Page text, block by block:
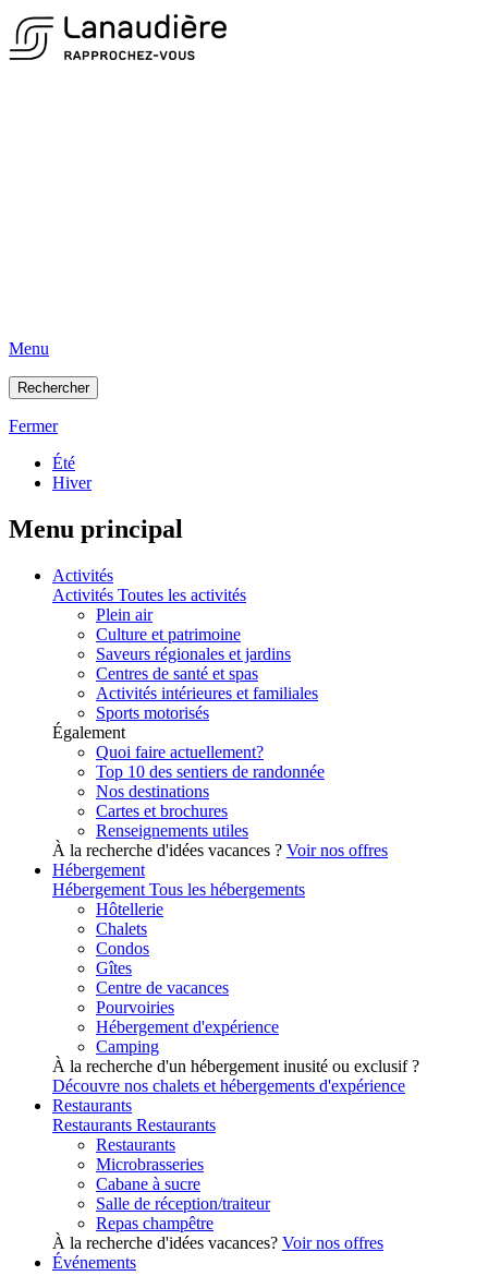
Menu
Rechercher
Fermer
Été
Hiver
Menu principal
Activités
Activités Toutes les activités
Plein air
Culture et patrimoine
Saveurs régionales et jardins
Centres de santé et spas
Activités intérieures et familiales
Sports motorisés
Également
Quoi faire actuellement?
Top 10 des sentiers de randonnée
Nos destinations
Cartes et brochures
Renseignements utiles
À la recherche d'idées vacances ? Voir nos offres
Hébergement
Hébergement Tous les hébergements
Hôtellerie
Chalets
Condos
Gîtes
Centre de vacances
Pourvoiries
Hébergement d'expérience
Camping
À la recherche d'un hébergement inusité ou exclusif ?
Découvre nos chalets et hébergements d'expérience
Restaurants
Restaurants Restaurants
Restaurants
Microbrasseries
Cabane à sucre
Salle de réception/traiteur
Repas champêtre
À la recherche d'idées vacances? Voir nos offres
Événements